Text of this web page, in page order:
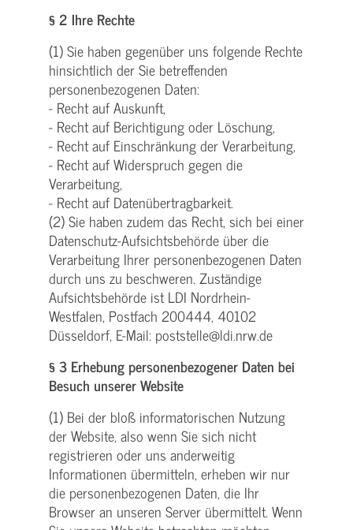
§ 2 Ihre Rechte
(1) Sie haben gegenüber uns folgende Rechte
hinsichtlich der Sie betreffenden
personenbezogenen Daten:
- Recht auf Auskunft,
- Recht auf Berichtigung oder Löschung,
- Recht auf Einschränkung der Verarbeitung,
- Recht auf Widerspruch gegen die
Verarbeitung,
- Recht auf Datenübertragbarkeit.
(2) Sie haben zudem das Recht, sich bei einer
Datenschutz-Aufsichtsbehörde über die
Verarbeitung Ihrer personenbezogenen Daten
durch uns zu beschweren. Zuständige
Aufsichtsbehörde ist LDI Nordrhein-
Westfalen, Postfach 200444, 40102
Düsseldorf, E-Mail: poststelle@ldi.nrw.de
§ 3 Erhebung personenbezogener Daten bei
Besuch unserer Website
(1) Bei der bloß informatorischen Nutzung
der Website, also wenn Sie sich nicht
registrieren oder uns anderweitig
Informationen übermitteln, erheben wir nur
die personenbezogenen Daten, die Ihr
Browser an unseren Server übermittelt. Wenn